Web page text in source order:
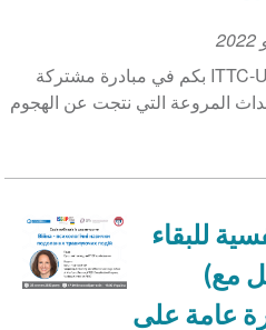
ترحب ISSUP أوكرانيا و ITTC-Ukraine بكم في مبادرة مشتركة
المروعة التي نتجت عن الهجوم
للبقاء
مع)
عامة على